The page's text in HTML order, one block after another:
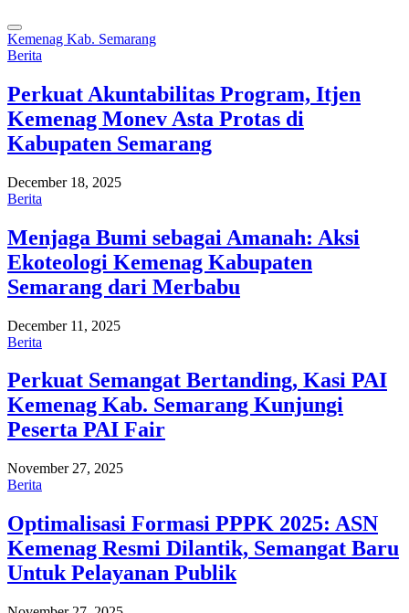
Kemenag Kab. Semarang
Berita
Perkuat Akuntabilitas Program, Itjen
Kemenag Monev Asta Protas di
Kabupaten Semarang
December 18, 2025
Berita
Menjaga Bumi sebagai Amanah: Aksi
Ekoteologi Kemenag Kabupaten
Semarang dari Merbabu
December 11, 2025
Berita
Perkuat Semangat Bertanding, Kasi PAI
Kemenag Kab. Semarang Kunjungi
Peserta PAI Fair
November 27, 2025
Berita
Optimalisasi Formasi PPPK 2025: ASN
Kemenag Resmi Dilantik, Semangat Baru
Untuk Pelayanan Publik